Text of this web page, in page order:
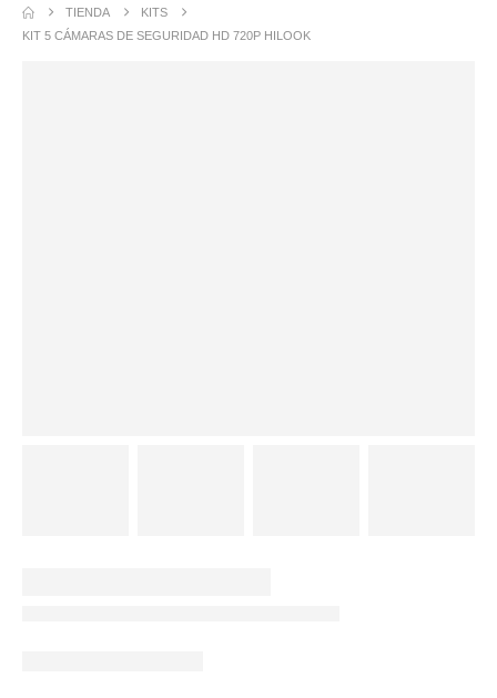
TIENDA
KITS
KIT 5 CÁMARAS DE SEGURIDAD HD 720P HILOOK